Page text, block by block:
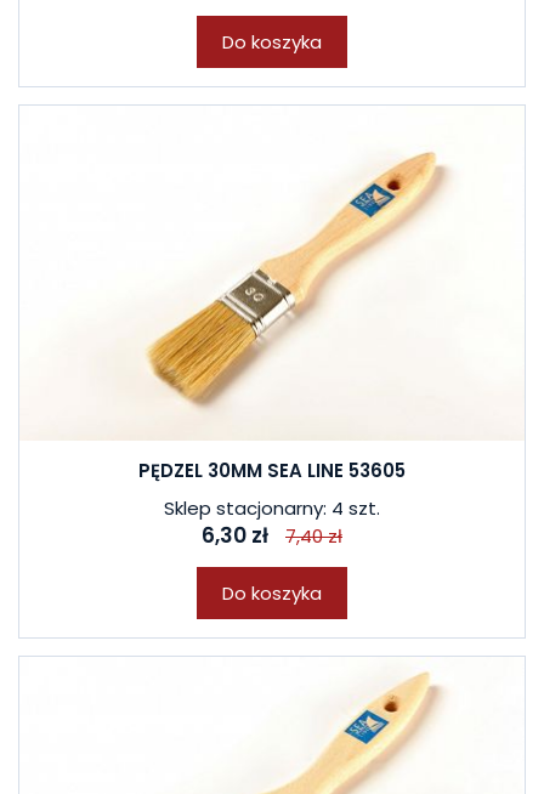
Do koszyka
PĘDZEL 30MM SEA LINE 53605
Sklep stacjonarny: 4 szt.
6,30 zł 7,40 zł
Do koszyka